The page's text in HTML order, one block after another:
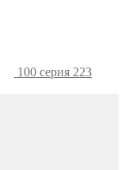
100 серия 223